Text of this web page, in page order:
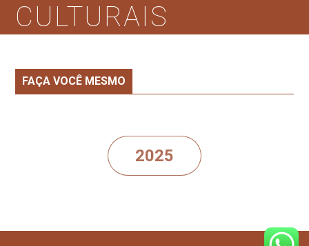
CULTURAIS
FAÇA VOCÊ MESMO
2025